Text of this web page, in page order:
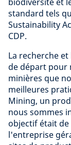
standard tels
Sustainability
CDP.
La recherche
de départ pour
minières que
meilleures
Mining, un
nous sommes
objectif était
l'entreprise